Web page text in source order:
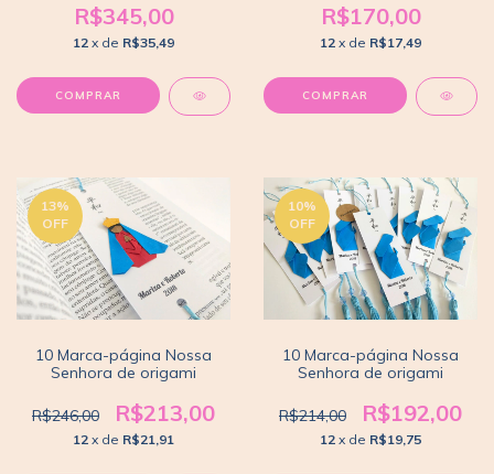
R$345,00
12 x de R$35,49
R$170,00
12 x de R$17,49
13%
OFF
10 Marca-página Nossa
Senhora de origami
R$246,00 R$213,00
12 x de R$21,91
10%
OFF
10 Marca-página Nossa
Senhora de origami
R$214,00 R$192,00
12 x de R$19,75